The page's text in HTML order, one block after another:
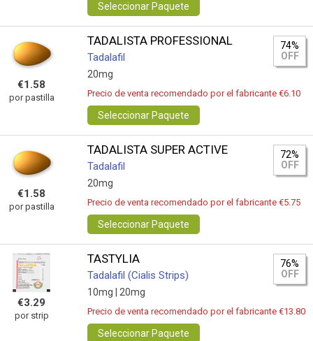
Seleccionar Paquete
€1.58
por pastilla
TADALISTA PROFESSIONAL
Tadalafil
20mg
74%
OFF
Precio de venta recomendado por el fabricante €6.10
Seleccionar Paquete
€1.58
por pastilla
TADALISTA SUPER ACTIVE
Tadalafil
20mg
72%
OFF
Precio de venta recomendado por el fabricante €5.75
Seleccionar Paquete
€3.29
por strip
TASTYLIA
Tadalafil (Cialis Strips)
10mg | 20mg
76%
OFF
Precio de venta recomendado por el fabricante €13.80
Seleccionar Paquete